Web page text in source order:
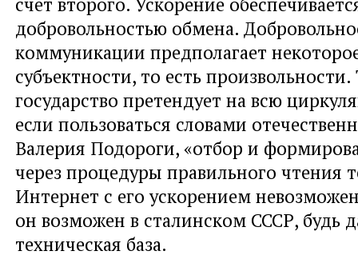
добровольностью обмена.
коммуникации предполагает
субъектности, то есть произвольности.
государство претендует на всю
если пользоваться словами
Валерия Подороги, «отбор и
через процедуры правильного чтения
Интернет с его ускорением
он возможен в сталинском СССР, будь
техническая база.